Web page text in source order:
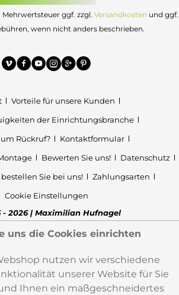
Mehrwertsteuer ggf. zzgl. Versandkosten und ggf.
wenn nicht anders beschrieben.
Vorteile für unsere Kunden
der Einrichtungsbranche
Rückruf?
Kontaktformular
Bewerten Sie uns!
Datenschutz
bestellen Sie bei uns!
Zahlungsarten
Cookie Einstellungen
- 2026 | Maximilian Hufnagel
uns die Cookies einrichten
nutzen wir verschiedene
unserer Website für Sie
Ihnen ein maßgeschneidertes